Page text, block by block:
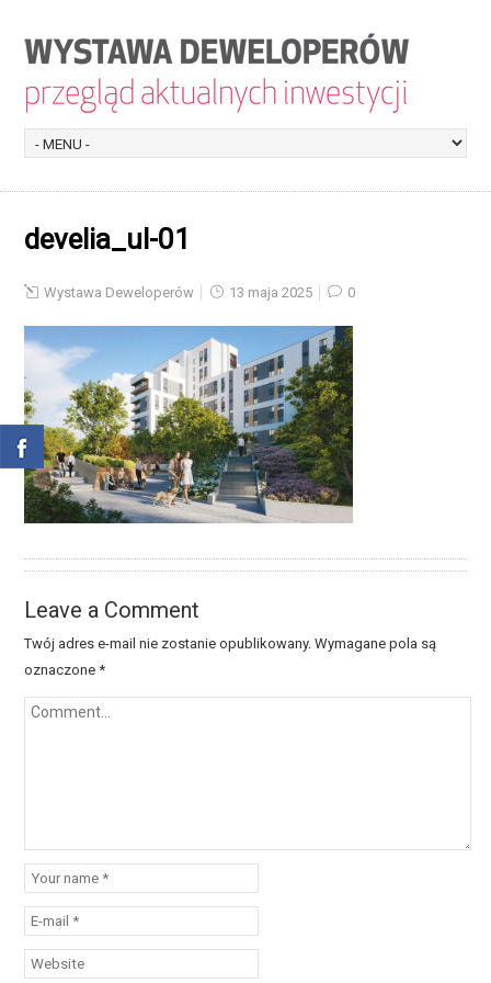
develia_ul-01
Wystawa Deweloperów 13 maja 2025 0
Leave a Comment
Twój adres e-mail nie zostanie opublikowany. Wymagane pola są
oznaczone*